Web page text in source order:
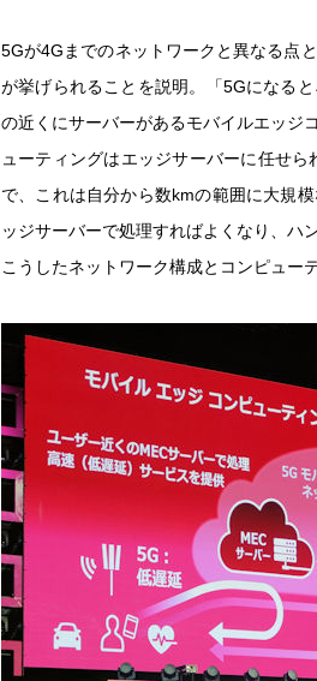
5Gが4Gまでのネットワークと異なる点
が挙げられることを説明。「5Gになる
の近くにサーバーがあるモバイルエッジ
ューティングはエッジサーバーに任せ
で、これは自分から数kmの範囲に大規
ッジサーバーで処理すればよくなり、ハ
こうしたネットワーク構成とコンピュー